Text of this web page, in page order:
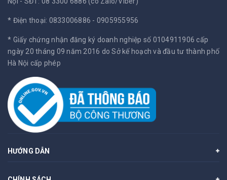
* Điện thoại: 0833006886 - 0905955956
* Giấy chứng nhận đăng ký doanh nghiệp số 0104911906 cấp
ngày 20 tháng 09 năm 2016 do Sở kế hoạch và đầu tư thành phố
Hà Nội cấp phép
HƯỚNG DẪN